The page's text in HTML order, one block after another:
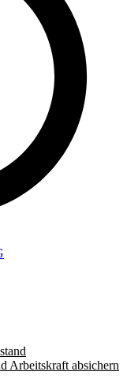
Arbeitskraft absichern